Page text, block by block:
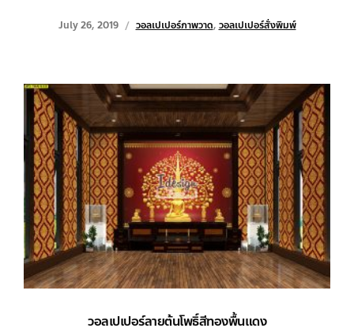
July 26, 2019 วอลเปเปอร์ภาพวาด, วอลเปเปอร์สั่งพิมพ์
วอลเปเปอร์ลายต้นโพธิ์สีทองพื้นแดง